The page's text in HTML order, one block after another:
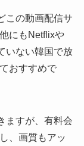
この動画配信サ
にもNetflixや
いない韓国で放
おすすめで
ますが、有料会
、画質もアッ